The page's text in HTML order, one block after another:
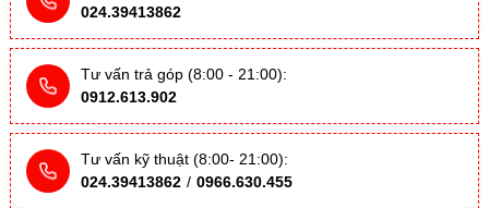
024.39413862
Tư vấn trả góp (8:00 - 21:00):
0912.613.902
Tư vấn kỹ thuật (8:00- 21:00):
024.39413862 / 0966.630.455